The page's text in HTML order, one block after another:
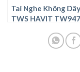
Tai Nghe Không Dây
TWS HAVIT TW947
Cực Thấp, Thời
Nghe 32 Giờ – Có